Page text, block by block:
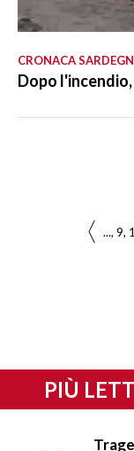
CRONACA
Dopo
... 9
PIÙ